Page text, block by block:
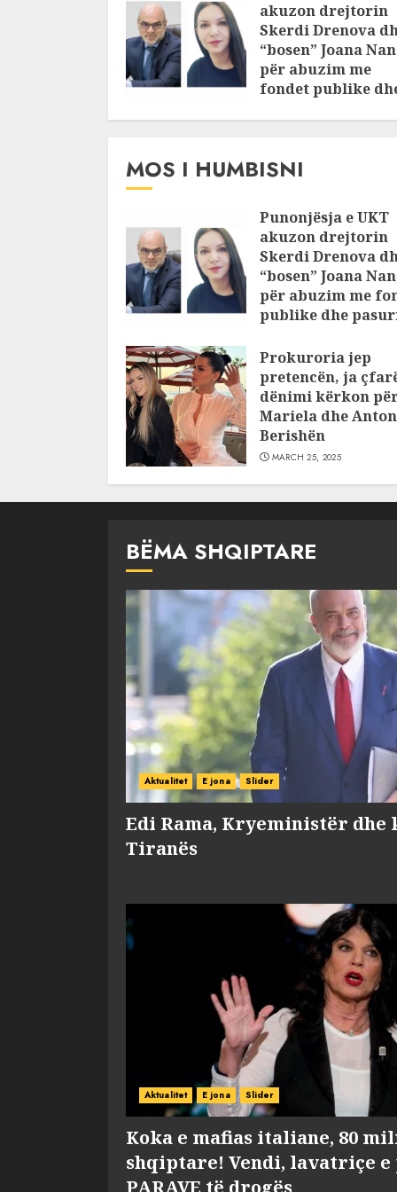
akuzon drejtorin
Skerdi Drenova
“bosen” Joana
për abuzim me
fondet publike
MOS I HUMBISNI
Punonjësja e UKT
akuzon drejtorin
Skerdi Drenova
“bosen” Joana
për abuzim me
publike dhe
JULY 24, 2025
Prokuroria jep
pretencën, ja
dënimi kërkon
Mariela dhe
Berishën
MARCH 25, 2025
BËMA SHQIPTARE
Aktualitet E jona Slider
Edi Rama, Kryeministër
Tiranës
Aktualitet E jona Slider
Koka e mafias italiane, 80
shqiptare! Vendi, lavatriçe
PARAVE të drogës